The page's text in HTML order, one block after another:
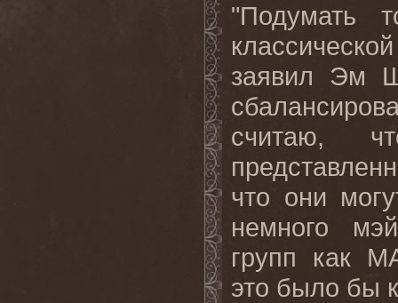
"Подумать
заявил Эм
считаю,
что они
немного
групп как
это было бы